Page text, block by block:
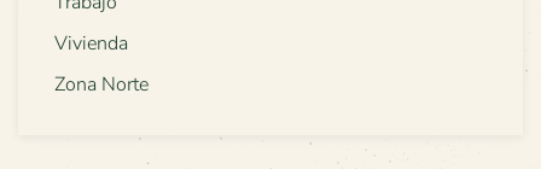
Vivienda
Zona Norte